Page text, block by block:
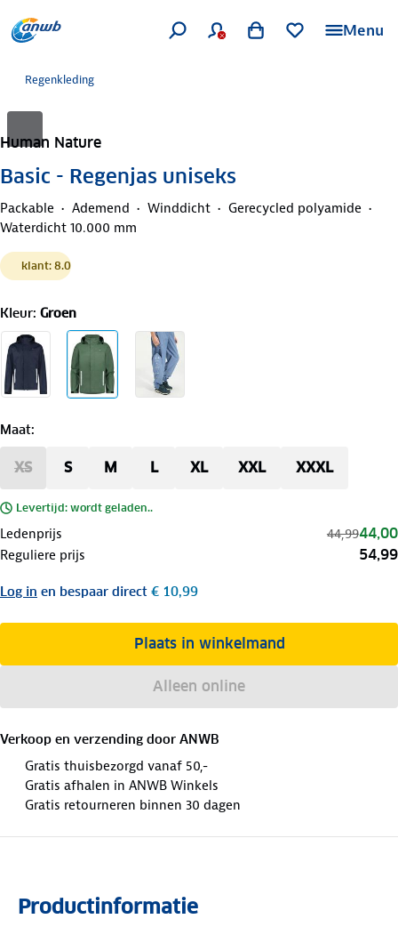
Menu
Regenkleding
Human Nature
Basic - Regenjas uniseks
Packable Ademend Winddicht
Gerecycled polyamide
Waterdicht 10.000 mm
klant: 8.0
Kleur: Groen
Maat:
XS S M L XL XXL XXXL
Levertijd: wordt geladen..
Ledenprijs 44,9944,00
Reguliere prijs 54,99
Log in en bespaar direct € 10,99
Plaats in winkelmand
Alleen online
Verkoop en verzending door ANWB
Gratis thuisbezorgd vanaf 50,-
Gratis afhalen in ANWB Winkels
Gratis retourneren binnen 30 dagen
Productinformatie